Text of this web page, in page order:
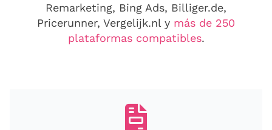
Remarketing, Bing Ads, Billiger.de,
Pricerunner, Vergelijk.nl y más de 250
plataformas compatibles.